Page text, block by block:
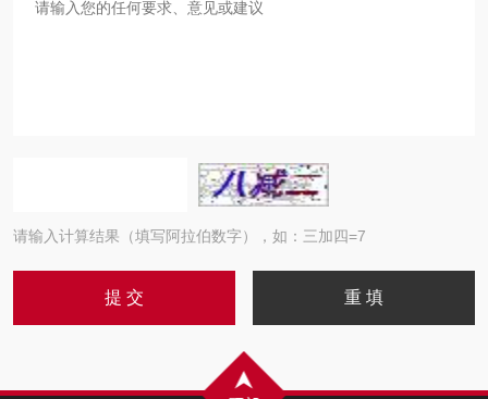
请输入计算结果（填写阿拉伯数字），如：三加四=7